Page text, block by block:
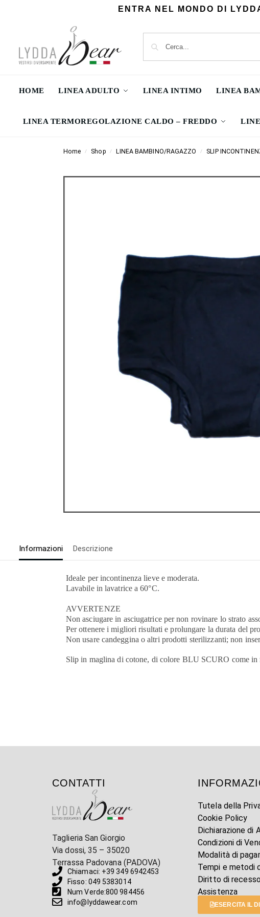
ENTRA NEL MONDO DI
HOME LINEA ADULTO LINEA INTIMO LINEA
LINEA TERMOREGOLAZIONE CALDO – FREDDO
Home / Shop / LINEA BAMBINO/RAGAZZO / SLIP
Informazioni Descrizione
Ideale per incontinenza lieve e moderata.
Lavabile in lavatrice a 60°C.
AVVERTENZE
Non asciugare in asciugatrice per non rovinare lo strato
Per ottenere i migliori risultati e prolungare la durata del
Non usare candeggina o altri prodotti sterilizzanti; non
Slip in maglina di cotone, di colore BLU SCURO come in
CONTATTI
Taglieria San Giorgio
Via dossi, 35 – 35020
Terrassa Padovana (PADOVA)
Chiamaci: +39 349 6942453
Fisso: 049 5383014
Num Verde:800 984456
info@lyddawear.com
Tutela della
Cookie Policy
Dichiarazione di
Condizioni di
Modalità di
Tempi e metodi
Diritto di recesso
Assistenza
ESERCITA IL